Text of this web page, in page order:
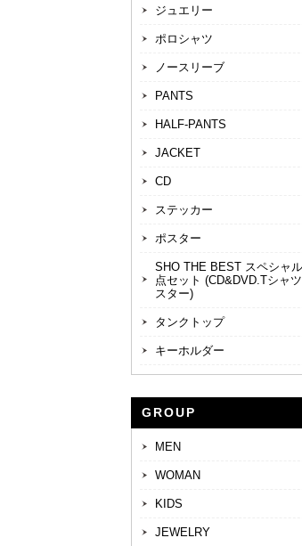
ジュエリー
ポロシャツ
ノースリーブ
PANTS
HALF-PANTS
JACKET
CD
ステッカー
ポスター
SHO THE BEST スペシャ
点セット (CD&DVD.Tシャ
スター)
タンクトップ
キーホルダー
GROUP
MEN
WOMAN
KIDS
JEWELRY